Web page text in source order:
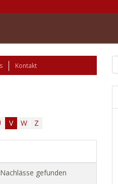
Kontakt
V W Z
gefunden